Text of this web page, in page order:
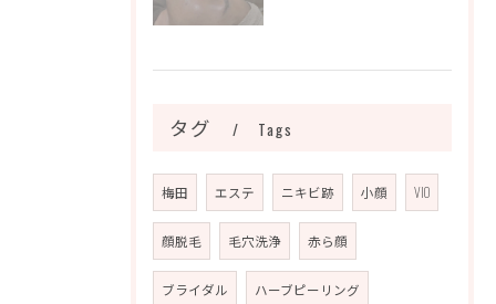
タグ Tags
梅田 エステ ニキビ跡 小顔 VIO
顔脱毛 毛穴洗浄 赤ら顔
ブライダル ハーブピーリング